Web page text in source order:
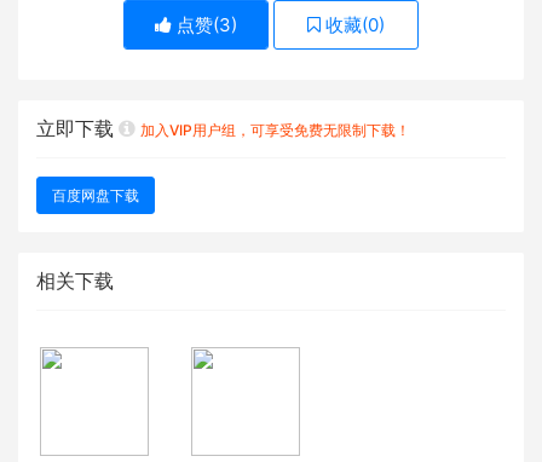
点赞(3) 收藏(0)
立即下载 加入VIP用户组，可享受免费无限制下载！
百度网盘下载
相关下载